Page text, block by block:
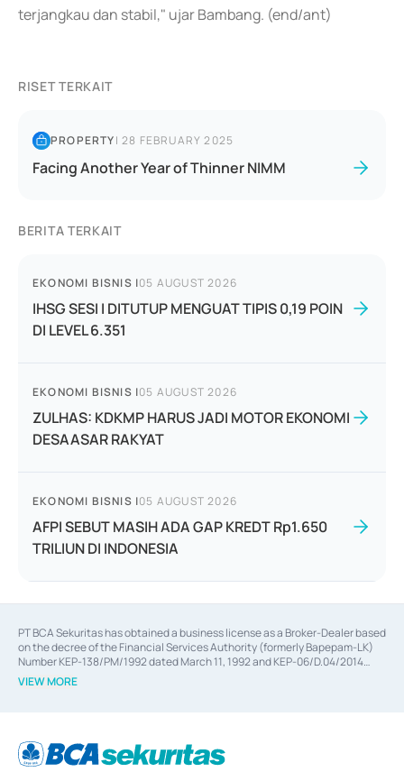
terjangkau dan stabil," ujar Bambang. (end/ant)
RISET TERKAIT
PROPERTY|28 FEBRUARY 2025
Facing Another Year of Thinner NIMM
BERITA TERKAIT
EKONOMI BISNIS |05 AUGUST 2026
IHSG SESI I DITUTUP MENGUAT TIPIS 0,19 POIN
DI LEVEL 6.351
EKONOMI BISNIS |05 AUGUST 2026
ZULHAS: KDKMP HARUS JADI MOTOR EKONOMI
DESAASAR RAKYAT
EKONOMI BISNIS |05 AUGUST 2026
AFPI SEBUT MASIH ADA GAP KREDT Rp1.650
TRILIUN DI INDONESIA
PT BCA Sekuritas has obtained a business license as a Broker-Dealer based
on the decree of the Financial Services Authority (formerly Bapepam-LK)
Number KEP-138/PM/1992 dated March 11, 1992 and KEP-06/D.04/2014
dated February 28, 2014, a business license as an Underwriter based on the
decree of the Financial Services Authority Number KEP-12/PM/PEE/1997
Financial Services Authority Number S-67/PM.21/2014 dated February 28,
2014, a business license as a provider of Advisory Services for mergers,
VIEW MORE